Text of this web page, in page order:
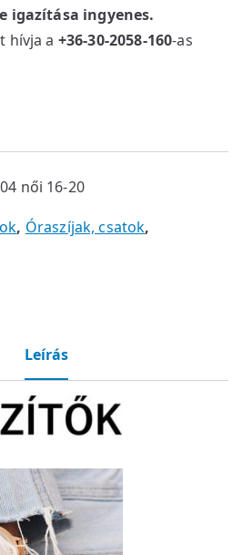
igazítása ingyenes.
hívja a +36-30-2058-160-as
női 16-20
, Óraszíjak, csatok,
Leírás